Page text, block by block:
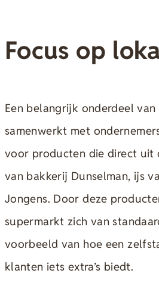
Focus op
Een belangrijk onderdeel
samenwerkt met
voor producten die direct uit
van bakkerij Dunselman, ijs
Jongens. Door deze
supermarkt zich van
voorbeeld van hoe een
klanten iets extra’s biedt.